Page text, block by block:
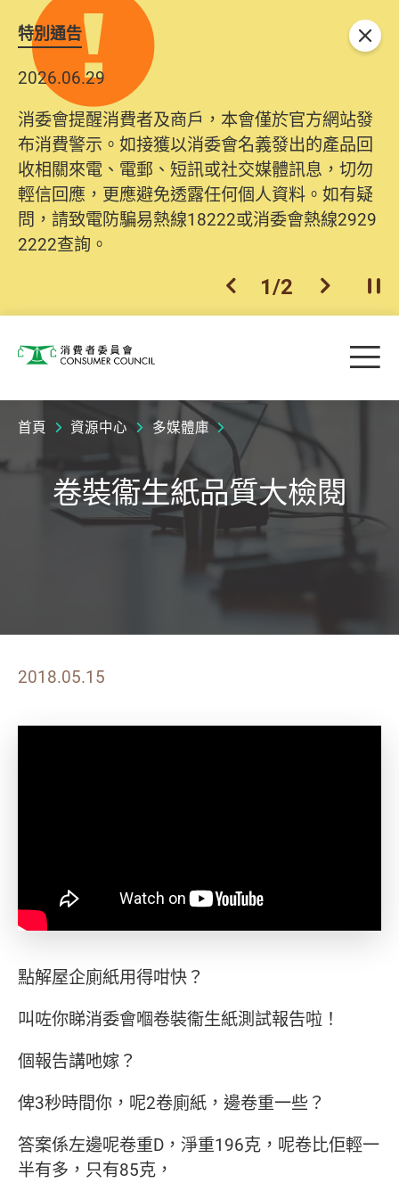
特別通告
2026.06.29
消委會提醒消費者及商戶，本會僅於官方網站發
布消費警示。如接獲以消委會名義發出的產品回
收相關來電、電郵、短訊或社交媒體訊息，切勿
輕信回應，更應避免透露任何個人資料。如有疑
問，請致電防騙易熱線18222或消委會熱線2929
2222查詢。
上一個
1/2 下一個開
關閉
消費者委員會 目
首頁 資源中心 多媒體庫
卷裝衞生紙品質大檢閱
2018.05.15
點解屋企廁紙用得咁快？
叫咗你睇消委會嗰卷裝衞生紙測試報告啦！
個報告講吔嫁？
俾3秒時間你，呢2卷廁紙，邊卷重一些？
答案係左邊呢卷重D，淨重196克，呢卷比佢輕一
半有多，只有85克，